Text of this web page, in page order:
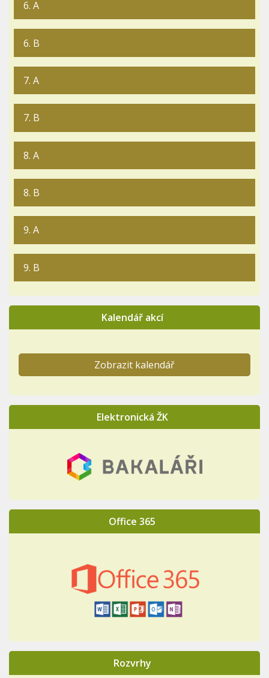
6. A
6. B
7. A
7. B
8. A
8. B
9. A
9. B
Kalendář akcí
Zobrazit kalendář
Elektronická ŽK
Office 365
Rozvrhy